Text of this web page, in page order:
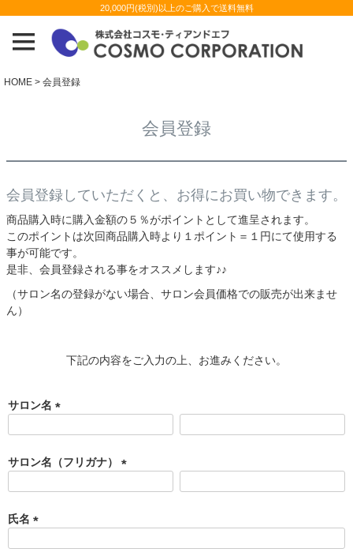
20,000円(税別)以上のご購入で送料無料
HOME 会員登録
会員登録
会員登録していただくと、お得にお買い物できます。
商品購入時に購入金額の５％がポイントとして進呈されます。
このポイントは次回商品購入時より１ポイント＝１円にて使用する
事が可能です。
是非、会員登録される事をオススメします♪♪
（サロン名の登録がない場合、サロン会員価格での販売が出来ませ
ん）
下記の内容をご入力の上、お進みください。
サロン名
須
)
サロン名（フリガナ）
)
氏名